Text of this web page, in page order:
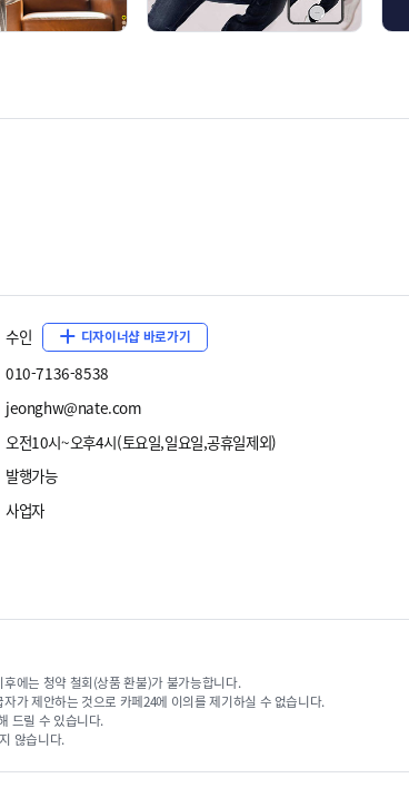
고리, 고객센터, 하단회사정보, 각종 링크 등)
보 변경
회에 한하여 무료이나 그외 수정은 상담 후
추가비용이 발생할 수 있습니다.
수인 디자이너샵 바로가기
010-7136-8538
jeonghw@nate.com
오전10시~오후4시(토요일,일요일,공휴일제외)
발행가능
사업자
에는 청약 철회(상품 환불)가 불가능합니다.
가 제안하는 것으로 카페24에 이의를 제기하실 수 없습니다.
드릴 수 있습니다.
않습니다.